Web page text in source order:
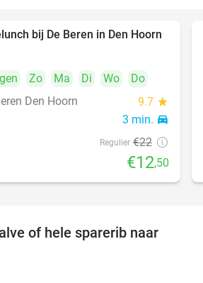
43%
bij De Beren in Den Hoorn
Zo Ma Di Wo
Do
Den Hoorn
9.7 star
3 min. directions_car
Regulier €22
€12,50
of hele sparerib naar